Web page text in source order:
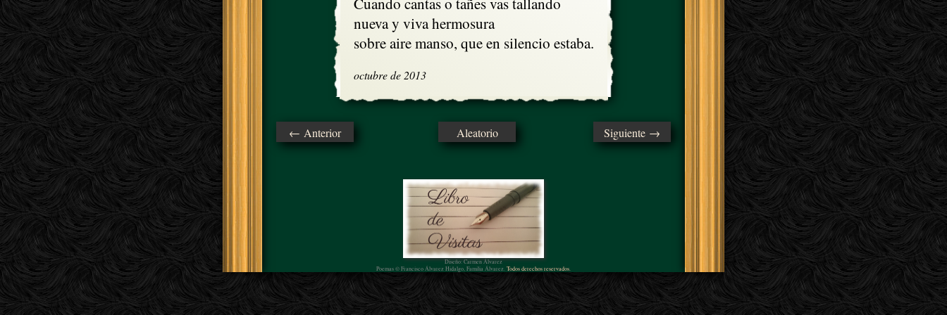
nueva y viva hermosura
sobre aire manso, que en silencio estaba.
octubre de 2013
← Anterior Aleatorio Siguiente →
Diseño: Carmen Álvarez
Poemas © Francisco Álvarez Hidalgo, Familia Álvarez. Todos derechos reservados.